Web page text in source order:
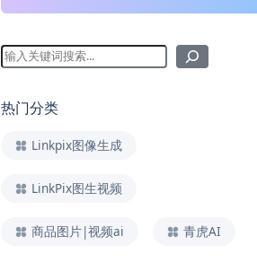
热门分类
Linkpix图像生成
LinkPix图生视频
商品图片|视频ai 青虎AI